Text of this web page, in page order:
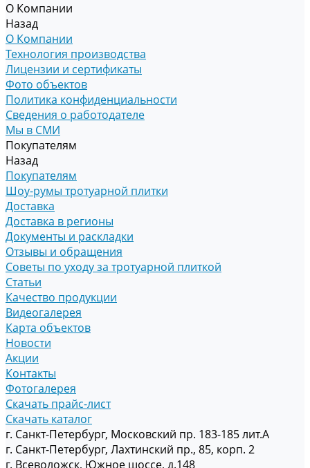
О Компании
Назад
О Компании
Технология производства
Лицензии и сертификаты
Фото объектов
Политика конфиденциальности
Сведения о работодателе
Мы в СМИ
Покупателям
Назад
Покупателям
Шоу-румы тротуарной плитки
Доставка
Доставка в регионы
Документы и раскладки
Отзывы и обращения
Советы по уходу за тротуарной плиткой
Статьи
Качество продукции
Видеогалерея
Карта объектов
Новости
Акции
Контакты
Фотогалерея
Скачать прайс-лист
Скачать каталог
г. Санкт-Петербург, Московский пр. 183-185 лит.А
г. Санкт-Петербург, Лахтинский пр., 85, корп. 2
г. Всеволожск, Южное шоссе, д.148